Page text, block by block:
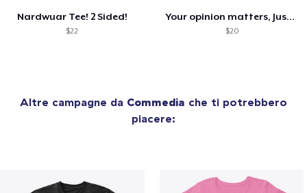
Nardwuar Tee! 2 Sided!
$22
Your opinion matters, Just not to me!
$20
Altre campagne da Commedia che ti potrebbero
piacere: